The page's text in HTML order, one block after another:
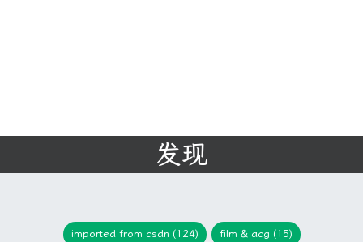
发现
imported from csdn (124) film & acg (15)